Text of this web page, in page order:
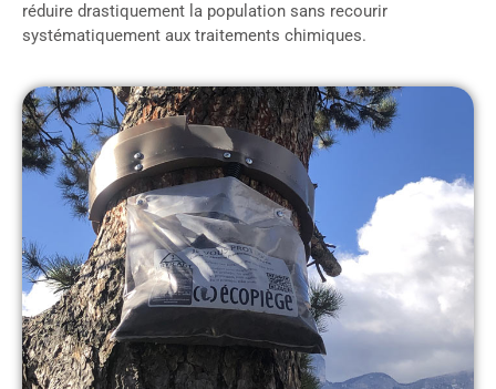
réduire drastiquement la population sans recourir
systématiquement aux traitements chimiques.